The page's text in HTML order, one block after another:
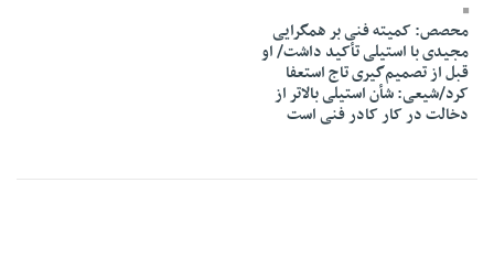
محصص: کمیته فنی بر همگرایی
مجیدی با استیلی تأکید داشت/ او
قبل از تصمیم‌گیری تاج استعفا
کرد/شیعی: شأن استیلی بالاتر از
دخالت در کار کادر فنی است